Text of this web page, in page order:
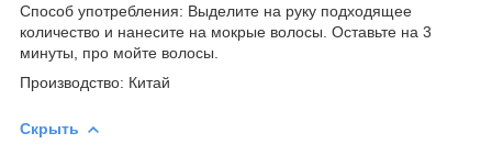
Способ употребления: Выделите на руку подходящее
количество и нанесите на мокрые волосы. Оставьте на 3
минуты, про мойте волосы.
Производство: Китай
Скрыть